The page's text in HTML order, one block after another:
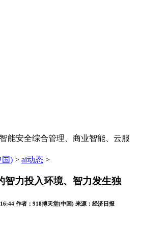
能安全综合管理、商业智能、云服
国) > ai动态 >
智力投入环境、智力发生独
作者： 918搏天堂(中国) 来源： 经济日报